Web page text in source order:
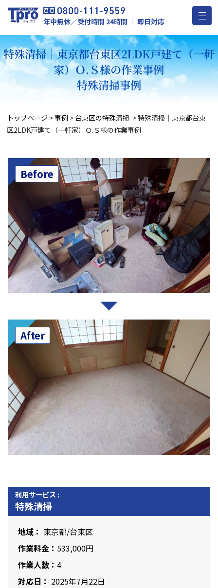
年中無休／受付時間 24時間 ｜ 即日対応
特殊清掃｜東京都台東区2LDK戸建て（一軒
家）Ｏ.Ｓ様の作業事例
特殊清掃事例
トップページ >事例 >台東区の特殊清掃 >特殊清掃｜東京都台東
区2LDK戸建て（一軒家）Ｏ.Ｓ様の作業事例
Before
After
利用サービス :
特殊清掃
地域： 東京都/台東区
作業料金： 533,000円
作業人数： 4
対応日： 2025年7月22日